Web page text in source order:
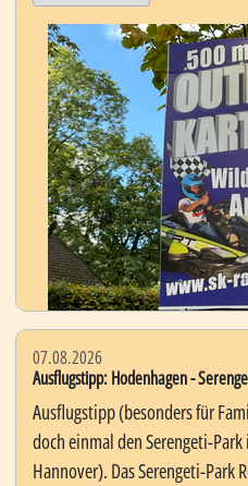
07.08.2026
Ausflugstipp: Hodenhagen -
Ausflugstipp (besonders für
doch einmal den Serengeti-
Hannover). Das Serengeti-Park